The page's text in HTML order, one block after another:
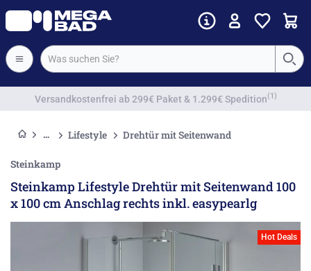
Vorkassenrabatt
Lifestyle Drehtür mit Seitenwand
Steinkamp
Steinkamp Lifestyle Drehtür mit Seitenwand 100
x 100 cm Anschlag rechts inkl. easypearlg
Hot Deals